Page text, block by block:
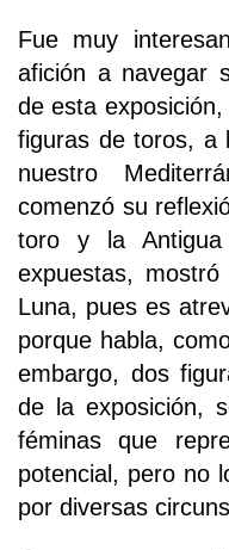
Fue muy
afición a navegar
de esta
figuras de toros, a
nuestro
comenzó su
toro y la
expuestas,
Luna, pues es
porque habla,
embargo, dos
de la exposición,
féminas que
potencial, pero no
por diversas